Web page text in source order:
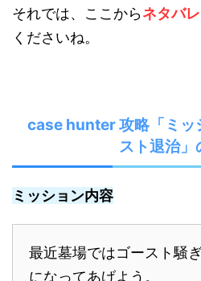
それでは、ここからネタバレ
くださいね。
case hunter 攻略「ミ
スト退治」
ミッション内容
最近墓場ではゴースト騒
になってあげよう。